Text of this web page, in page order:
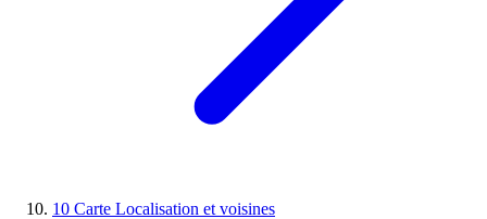
10 Carte Localisation et voisines